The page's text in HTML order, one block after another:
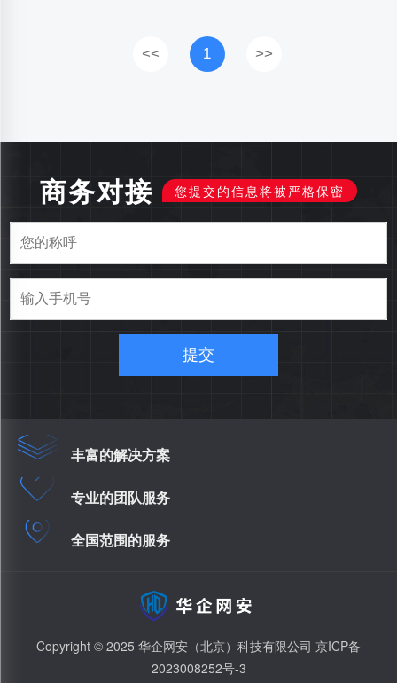
<< 1 >>
商务对接 您提交的信息将被严格保密
提交
丰富的解决方案
专业的团队服务
全国范围的服务
Copyright © 2025 华企网安（北京）科技有限公司 京ICP备
2023008252号-3